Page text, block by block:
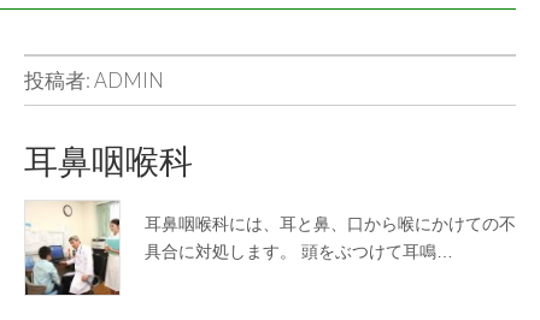
海
外
旅
行
英
投稿者:ADMIN
耳鼻咽喉科
耳鼻咽喉科には、耳と鼻、口から喉にかけての不
具合に対処します。 頭をぶつけて耳鳴…